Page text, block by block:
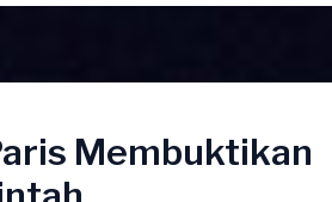
Membuktikan